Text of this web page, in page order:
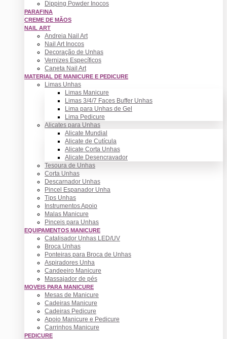
Dipping Powder Inocos
PARAFINA
CREME DE MÃOS
NAIL ART
Andreia Nail Art
Nail Art Inocos
Decoração de Unhas
Vernizes Específicos
Caneta Nail Art
MATERIAL DE MANICURE E PEDICURE
Limas Unhas
Limas Manicure
Limas 3/4/7 Faces Buffer Unhas
Lima para Unhas de Gel
Lima Pedicure
Alicates para Unhas
Alicate Mundial
Alicate de Cutícula
Alicate Corta Unhas
Alicate Desencravador
Tesoura de Unhas
Corta Unhas
Descarnador Unhas
Pincel Espanador Unha
Tips Unhas
Instrumentos Apoio
Malas Manicure
Pinceis para Unhas
EQUIPAMENTOS MANICURE
Catalisador Unhas LED/UV
Broca Unhas
Ponteiras para Broca de Unhas
Aspiradores Unha
Candeeiro Manicure
Massajador de pés
MOVEIS PARA MANICURE
Mesas de Manicure
Cadeiras Manicure
Cadeiras Pedicure
Apoio Manicure e Pedicure
Carrinhos Manicure
PEDICURE